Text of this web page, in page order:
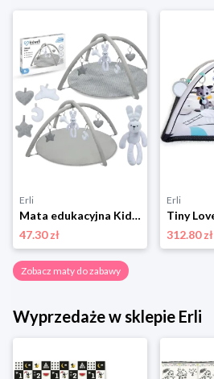
Erli
Mata edukacyjna Kidwell Grace bunny z pałąkami i zabawkami
47.30 zł
Erli
312.80 zł
Zobacz maty do zabawy
Wyprzedaże w sklepie Erli